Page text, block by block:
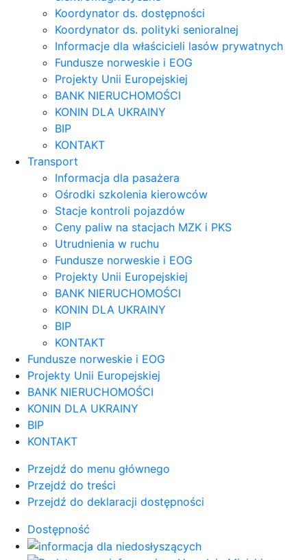
Koordynator ds. dostępności
Koordynator ds. polityki senioralnej
Informacje dla właścicieli lasów prywatnych
Fundusze norweskie i EOG
Projekty Unii Europejskiej
BANK NIERUCHOMOŚCI
KONIN DLA UKRAINY
BIP
KONTAKT
Transport
Informacja dla pasażera
Ośrodki szkolenia kierowców
Stacje kontroli pojazdów
Ceny paliw na stacjach MZK i PKS
Utrudnienia w ruchu
Fundusze norweskie i EOG
Projekty Unii Europejskiej
BANK NIERUCHOMOŚCI
KONIN DLA UKRAINY
BIP
KONTAKT
Fundusze norweskie i EOG
Projekty Unii Europejskiej
BANK NIERUCHOMOŚCI
KONIN DLA UKRAINY
BIP
KONTAKT
Przejdź do menu głównego
Przejdź do treści
Przejdź do deklaracji dostępności
Dostępność